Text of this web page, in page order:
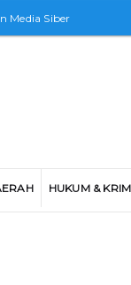
Media Siber
HUKUM &